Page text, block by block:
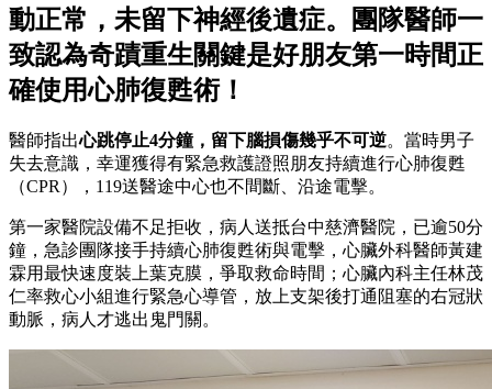
動正常，未留下神經後遺症。團隊醫師一
致認為奇蹟重生關鍵是好朋友第一時間正
確使用心肺復甦術！
醫師指出心跳停止4分鐘，留下腦損傷幾乎不可逆。當時男子
失去意識，幸運獲得有緊急救護證照朋友持續進行心肺復甦
（CPR），119送醫途中心也不間斷、沿途電擊。
第一家醫院設備不足拒收，病人送抵台中慈濟醫院，已逾50分
鐘，急診團隊接手持續心肺復甦術與電擊，心臟外科醫師黃建
霖用最快速度裝上葉克膜，爭取救命時間；心臟內科主任林茂
仁率救心小組進行緊急心導管，放上支架後打通阻塞的右冠狀
動脈，病人才逃出鬼門關。